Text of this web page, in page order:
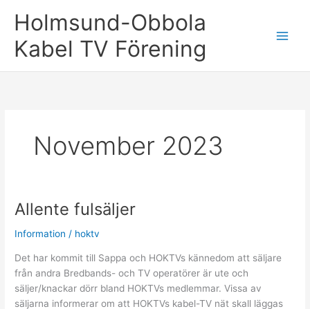
Holmsund-Obbola
Kabel TV Förening
November 2023
Allente fulsäljer
Information / hoktv
Det har kommit till Sappa och HOKTVs kännedom att säljare
från andra Bredbands- och TV operatörer är ute och
säljer/knackar dörr bland HOKTVs medlemmar. Vissa av
säljarna informerar om att HOKTVs kabel-TV nät skall läggas